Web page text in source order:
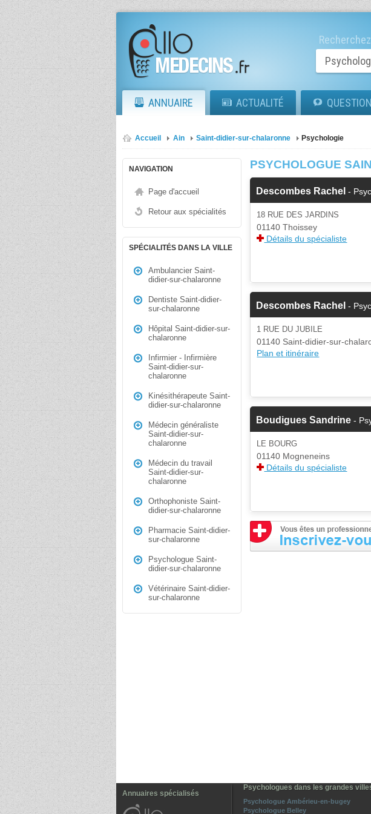
ANNUAIRE ACTUALITÉ
Accueil Ain Saint-didier-sur-chalaronne Psychologie
NAVIGATION
Page d'accueil
Retour aux spécialités
SPÉCIALITÉS DANS LA VILLE
Ambulancier Saint-
didier-sur-chalaronne
Dentiste Saint-didier-
sur-chalaronne
Hôpital Saint-didier-sur-
chalaronne
Infirmier - Infirmière
Saint-didier-sur-
chalaronne
Kinésithérapeute Saint-
didier-sur-chalaronne
Médecin généraliste
Saint-didier-sur-
chalaronne
Médecin du travail
Saint-didier-sur-
chalaronne
Orthophoniste Saint-
didier-sur-chalaronne
Pharmacie Saint-didier-
sur-chalaronne
Psychologue Saint-
didier-sur-chalaronne
Vétérinaire Saint-didier-
sur-chalaronne
PSYCHOLOGUE
Descombes Rachel -
Cette fiche
d'un membre.
Si vous êtes ce
jour ces
18 RUE DES JARDINS
01140 Thoissey
Détails du spécialiste
Descombes Rachel -
1 RUE DU JUBILE
01140 Saint-didier-sur-
Plan et itinéraire
Boudigues Sandrine -
Cette fiche
Si vous êtes ce
jour ces
LE BOURG
01140 Mogneneins
Détails du spécialiste
Annuaires spécialisés
Psychologues dans les grandes
Psychologue Ambérieu-en-bugey
Psychologue Belley